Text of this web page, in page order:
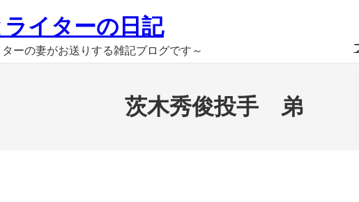
イターの日記
ーの妻がお送りする雑記ブログです～
茨木秀俊投手 弟